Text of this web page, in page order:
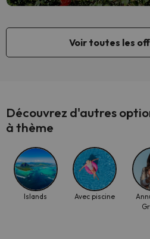
Voir toutes les
Découvrez d'autres
à thème
Islands Avec piscine